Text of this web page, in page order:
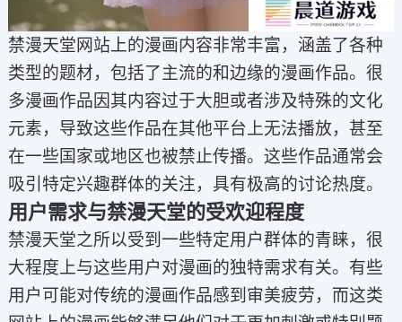
禁漫天堂网站上的漫画内容非常丰富，涵盖了各种
类型的题材，包括了主流的和边缘的漫画作品。很
多漫画作品因其内容过于大胆或者涉及特殊的文化
元素，导致这些作品在其他平台上无法播放，甚至
在一些国家或地区也被禁止传播。这些作品通常会
吸引特定兴趣群体的关注，具有极高的讨论热度。
用户需求与禁漫天堂的受欢迎程度
禁漫天堂之所以受到一些特定用户群体的青睐，很
大程度上与这些用户对漫画的独特需求有关。有些
用户可能对传统的漫画作品感到审美疲劳，而这类